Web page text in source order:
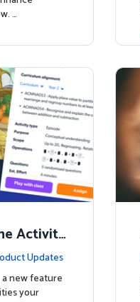
…
Activity
Updates
new feature
your